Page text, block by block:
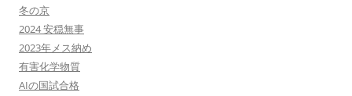
冬の京
2024 安穏無事
2023年メス納め
有害化学物質
AIの国試合格